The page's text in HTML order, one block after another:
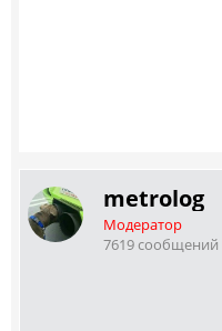
metrolog
Модератор
7619 сообщений